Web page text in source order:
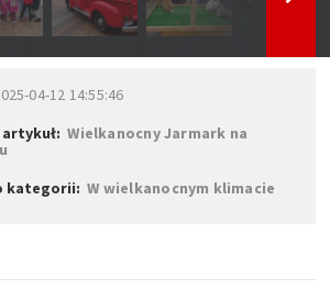
04-12 14:55:46
artykuł:Wielkanocny Jarmark na
kategorii:W wielkanocnym klimacie